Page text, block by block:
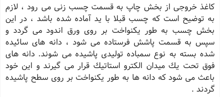
كاغذ خروجی از بخش چاپ به قسمت چسب زنی می رود ، لازم
به توضیح است كه چسب قبلا با ید آماده شده باشد ، در این
بخش چسب به طور یكنواخت بر روی ورق اندود می گردد و
سپس به قسمت پاشش فرستاده می شود ، دانه های سائیده
شده بسته به نوع سمباده تولیدی پاشیده می شوند. دانه های
فوق تحت یك میدان الكترو استاتیك قرار می گیرند و این خود
باعث می شود كه دانه ها به طور یكنواخت بر روی سطح پاشیده
گردند .